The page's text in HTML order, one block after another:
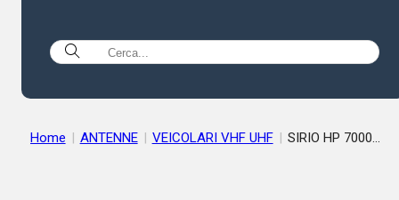
Home | ANTENNE | VEICOLARI VHF UHF | SIRIO HP 7000